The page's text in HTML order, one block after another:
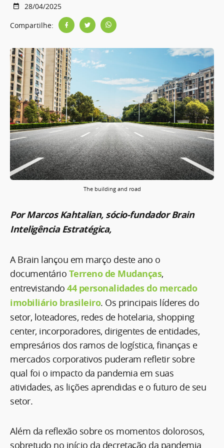
28/04/2025
Compartilhe:
The building and road
Por Marcos Kahtalian, sócio-fundador Brain
Inteligência Estratégica,
A Brain lançou em março deste ano o
documentário Terreno de Mudanças,
entrevistando 44 personalidades do mercado
imobiliário brasileiro. Os principais líderes do
setor, loteadores, redes de hotelaria, shopping
center, incorporadores, dirigentes de entidades,
empresários dos ramos de logística, finanças e
mercados corporativos puderam refletir sobre
qual foi o impacto da pandemia em suas
atividades, as lições aprendidas e o futuro de seu
setor.
Além da reflexão sobre os momentos dolorosos,
sobretudo no início da decretação da pandemia